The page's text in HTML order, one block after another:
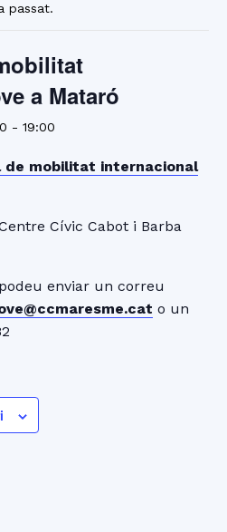
del
passat.
a Mataró
- 19:00
de mobilitat internacional
Cívic Cabot i Barba
enviar un correu
o un